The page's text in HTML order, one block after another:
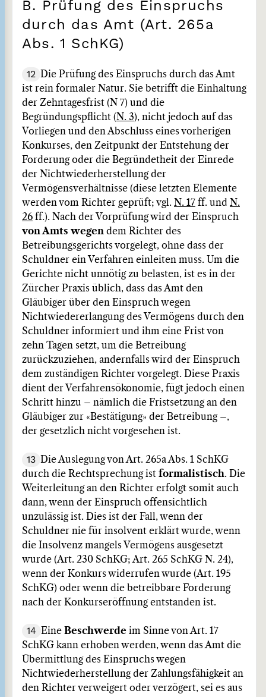
B. Prüfung des Einspruchs
durch das Amt (Art. 265a
Abs. 1 SchKG)
12
Die Prüfung des Einspruchs durch das Amt
ist rein formaler Natur. Sie betrifft die Einhaltung
der Zehntagesfrist (N 7) und die
Begründungspflicht (N. 3), nicht jedoch auf das
Vorliegen und den Abschluss eines vorherigen
Konkurses, den Zeitpunkt der Entstehung der
Forderung oder die Begründetheit der Einrede
der Nichtwiederherstellung der
Vermögensverhältnisse (diese letzten Elemente
werden vom Richter geprüft; vgl. N. 17 ff. und N.
26 ff.). Nach der Vorprüfung wird der Einspruch
von Amts wegen dem Richter des
Betreibungsgerichts vorgelegt, ohne dass der
Schuldner ein Verfahren einleiten muss. Um die
Gerichte nicht unnötig zu belasten, ist es in der
Zürcher Praxis üblich, dass das Amt den
Gläubiger über den Einspruch wegen
Nichtwiedererlangung des Vermögens durch den
Schuldner informiert und ihm eine Frist von
zehn Tagen setzt, um die Betreibung
zurückzuziehen, andernfalls wird der Einspruch
dem zuständigen Richter vorgelegt. Diese Praxis
dient der Verfahrensökonomie, fügt jedoch einen
Schritt hinzu – nämlich die Fristsetzung an den
Gläubiger zur «Bestätigung» der Betreibung –,
der gesetzlich nicht vorgesehen ist.
13
Die Auslegung von Art. 265a Abs. 1 SchKG
durch die Rechtsprechung ist formalistisch. Die
Weiterleitung an den Richter erfolgt somit auch
dann, wenn der Einspruch offensichtlich
unzulässig ist. Dies ist der Fall, wenn der
Schuldner nie für insolvent erklärt wurde, wenn
die Insolvenz mangels Vermögens ausgesetzt
wurde (Art. 230 SchKG; Art. 265 SchKG N. 24),
wenn der Konkurs widerrufen wurde (Art. 195
SchKG) oder wenn die betreibbare Forderung
nach der Konkurseröffnung entstanden ist.
14 Eine Beschwerde im Sinne von Art. 17
SchKG kann erhoben werden, wenn das Amt die
Übermittlung des Einspruchs wegen
Nichtwiederherstellung der Zahlungsfähigkeit an
den Richter verweigert oder verzögert, sei es aus